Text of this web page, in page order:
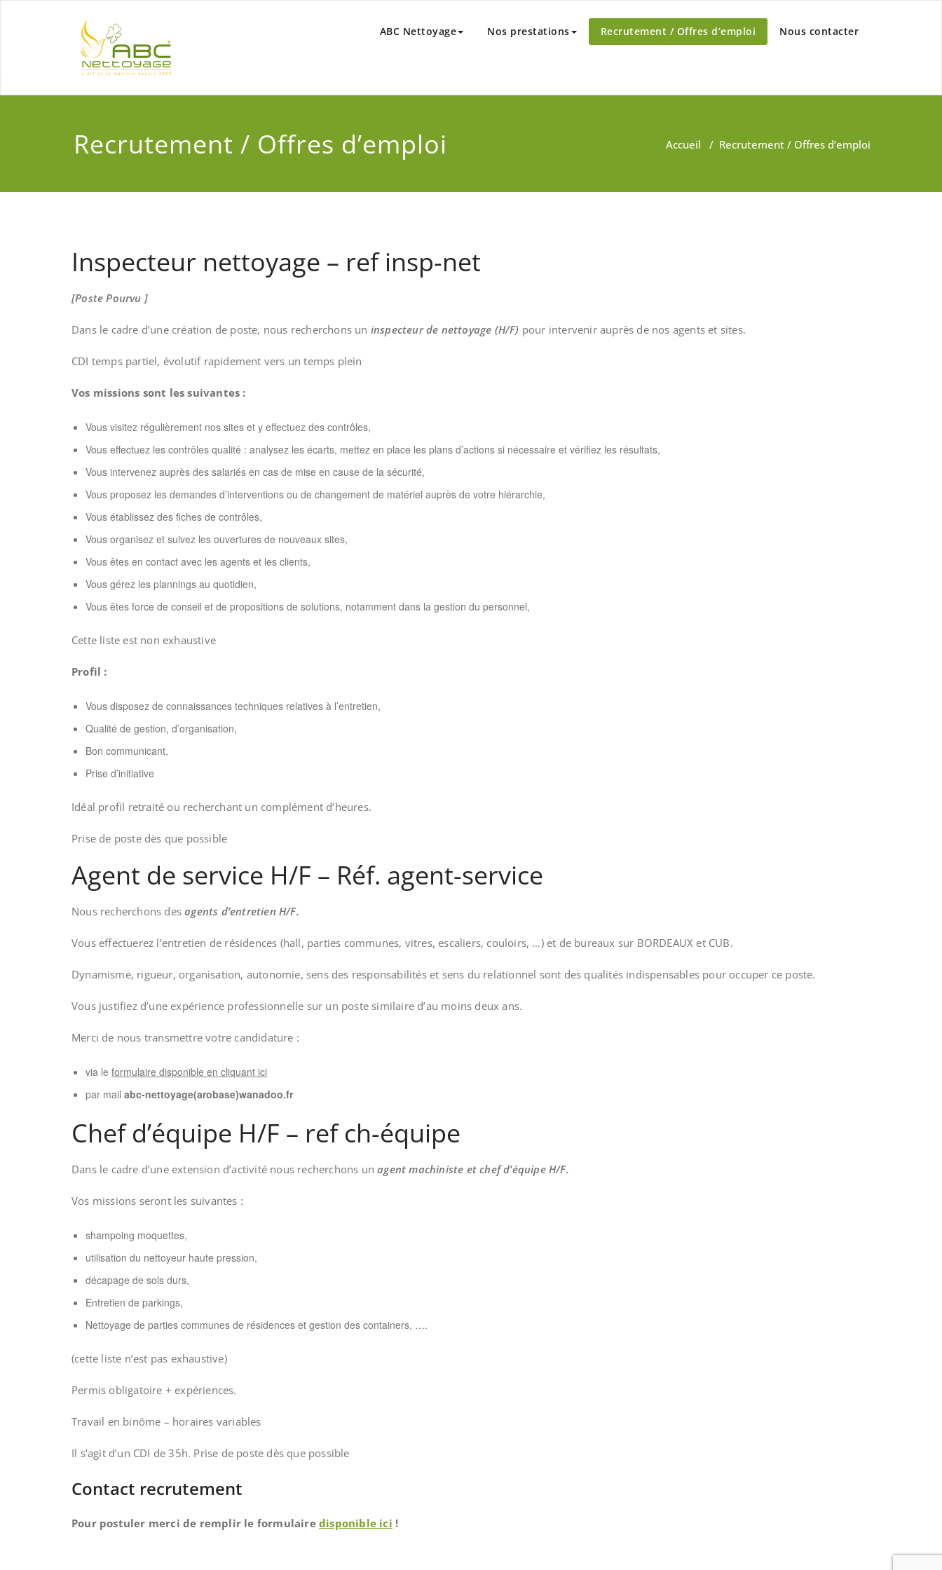
ABC Nettoyage Nos prestations Recrutement / Offres d’emploi Nous contacter
Recrutement / Offres d’emploi Accueil / Recrutement / Offres d’emploi
Inspecteur nettoyage – ref insp-net
[Poste Pourvu ]
Dans le cadre d’une création de poste, nous recherchons un inspecteur de nettoyage (H/F) pour intervenir auprès de nos agents et sites.
CDI temps partiel, évolutif rapidement vers un temps plein
Vos missions sont les suivantes :
Vous visitez régulièrement nos sites et y effectuez des contrôles,
Vous effectuez les contrôles qualité : analysez les écarts, mettez en place les plans d’actions si nécessaire et vérifiez les résultats,
Vous intervenez auprès des salariés en cas de mise en cause de la sécurité,
Vous proposez les demandes d’interventions ou de changement de matériel auprès de votre hiérarchie,
Vous établissez des fiches de contrôles,
Vous organisez et suivez les ouvertures de nouveaux sites,
Vous êtes en contact avec les agents et les clients,
Vous gérez les plannings au quotidien,
Vous êtes force de conseil et de propositions de solutions, notamment dans la gestion du personnel,
Cette liste est non exhaustive
Profil :
Vous disposez de connaissances techniques relatives à l’entretien,
Qualité de gestion, d’organisation,
Bon communicant,
Prise d’initiative
Idéal profil retraité ou recherchant un complément d’heures.
Prise de poste dès que possible
Agent de service H/F – Réf. agent-service
Nous recherchons desagents d’entretien H/F.
Vous effectuerez l’entretien de résidences (hall, parties communes, vitres, escaliers, couloirs, …) et de bureaux sur BORDEAUX et CUB.
Dynamisme, rigueur, organisation, autonomie, sens des responsabilités et sens du relationnel sont des qualités indispensables pour occuper ce poste.
Vous justifiez d’une expérience professionnelle sur un poste similaire d’au moins deux ans.
Merci de nous transmettre votre candidature :
via le formulaire disponible en cliquant ici
par mail abc-nettoyage(arobase)wanadoo.fr
Chef d’équipe H/F – ref ch-équipe
Dans le cadre d’une extension d’activité nous recherchons unagent machiniste et chef d’équipe H/F.
Vos missions seront les suivantes :
shampoing moquettes,
utilisation du nettoyeur haute pression,
décapage de sols durs,
Entretien de parkings,
Nettoyage de parties communes de résidences et gestion des containers, ….
(cette liste n’est pas exhaustive)
Permis obligatoire + expériences.
Travail en binôme – horaires variables
Il s’agit d’un CDI de 35h. Prise de poste dès que possible
Contact recrutement
Pour postuler merci de remplir le formulairedisponible ici !